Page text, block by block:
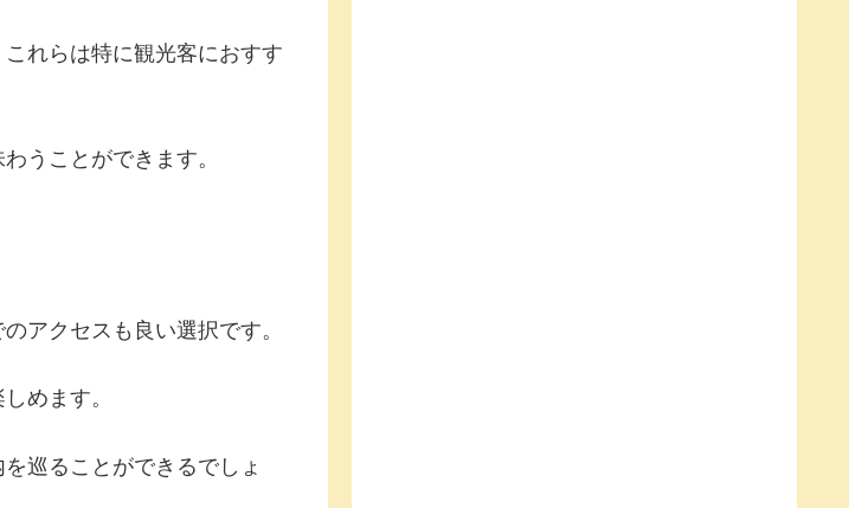
れらは特に観光客におすす
うことができます。
アクセスも良い選択です。
めます。
巡ることができるでしょ